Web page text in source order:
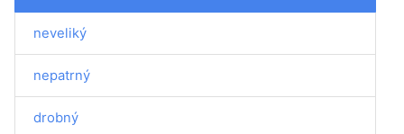
neveliký
nepatrný
drobný